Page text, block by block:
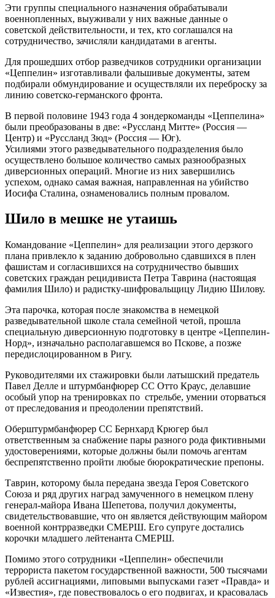
Эти группы специального назначения обрабатывали
военнопленных, выуживали у них важные данные о
советской действительности, и тех, кто соглашался на
сотрудничество, зачисляли кандидатами в агенты.
Для прошедших отбор разведчиков сотрудники организации
«Цеппелин» изготавливали фальшивые документы, затем
подбирали обмундирование и осуществляли их переброску за
линию советско-германского фронта.
В первой половине 1943 года 4 зондеркоманды «Цеппелина»
были преобразованы в две: «Руссланд Митте» (Россия —
Центр) и «Руссланд Зюд» (Россия — Юг).
Усилиями этого разведывательного подразделения было
осуществлено большое количество самых разнообразных
диверсионных операций. Многие из них завершились
успехом, однако самая важная, направленная на убийство
Иосифа Сталина, ознаменовались полным провалом.
Шило в мешке не утаишь
Командование «Цеппелин» для реализации этого дерзкого
плана привлекло к заданию добровольно сдавшихся в плен
фашистам и согласившихся на сотрудничество бывших
советских граждан рецидивиста Петра Таврина (настоящая
фамилия Шило) и радистку-шифровальщицу Лидию Шилову.
Эта парочка, которая после знакомства в немецкой
разведывательной школе стала семейной четой, прошла
специальную диверсионную подготовку в центре «Цеппелин-
Норд», изначально располагавшемся во Пскове, а позже
передислоцированном в Ригу.
Руководителями их стажировки были латышский предатель
Павел Делле и штурмбанфюрер СС Отто Краус, делавшие
особый упор на тренировках по стрельбе, умении оторваться
от преследования и преодолении препятствий.
Оберштурмбанфюрер СС Бернхард Крюгер был
ответственным за снабжение пары разного рода фиктивными
удостоверениями, которые должны были помочь агентам
беспрепятственно пройти любые бюрократические препоны.
Таврин, которому была передана звезда Героя Советского
Союза и ряд других наград замученного в немецком плену
генерал-майора Ивана Шепетова, получил документы,
свидетельствовавшие, что он является действующим майором
военной контрразведки СМЕРШ. Его супруге достались
корочки младшего лейтенанта СМЕРШ.
Помимо этого сотрудники «Цеппелин» обеспечили
террориста пакетом государственной важности, 500 тысячами
рублей ассигнациями, липовыми выпусками газет «Правда» и
«Известия», где повествовалось о его подвигах, и красовалась